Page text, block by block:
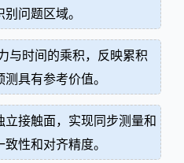
问题区域。
与时间的乘积，反映累积
具有参考价值。
接触面，实现同步测量和
性和对齐精度。